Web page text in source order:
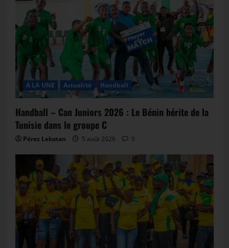
A LA UNE Actualité Handball
Handball – Can Juniors 2026 : Le Bénin hérite de la
Tunisie dans le groupe C
Pérez Lekotan 5 août 2026 0